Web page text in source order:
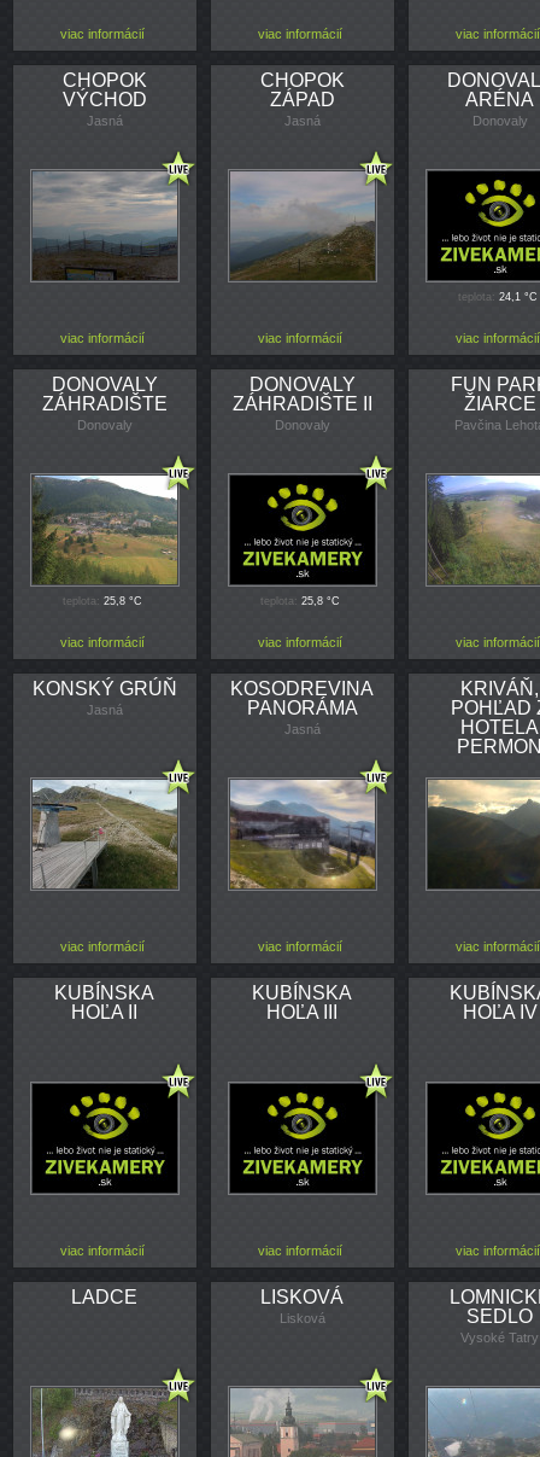
viac informácií viac informácií viac informácií
CHOPOK
VÝCHOD
Jasná
viac informácií
CHOPOK
ZÁPAD
Jasná
viac informácií
ARÉNA
Donovaly
teplota: 24,1 °C
viac informácií
DONOVALY
ZÁHRADIŠTE
Donovaly
teplota: 25,8 °C
viac informácií
DONOVALY
ZÁHRADIŠTE II
Donovaly
teplota: 25,8 °C
viac informácií
FUN
ŽIARCE
Pavčina
viac informácií
KONSKÝ GRÚŇ
Jasná
viac informácií
KOSODREVINA
PANORÁMA
Jasná
viac informácií
KRIVÁŇ,
POHĽAD
HOTELA
viac informácií
KUBÍNSKA
HOĽA II
viac informácií
KUBÍNSKA
HOĽA III
viac informácií
HOĽA IV
viac informácií
LADCE LISKOVÁ
Lisková
SEDLO
Vysoké Tatry